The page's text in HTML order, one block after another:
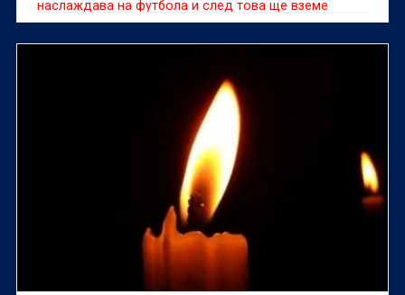
наслаждава на футбола и след това ще вземе
решението, което смята за правилно“